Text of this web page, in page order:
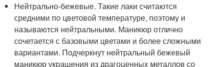
Нейтрально-бежевые. Такие лаки считаются
средними по цветовой температуре, поэтому и
называются нейтральными. Маникюр отлично
сочетается с базовыми цветами и более сложными
вариантами. Подчеркнут нейтральный бежевый
маникюр украшения из драгоценных металлов со